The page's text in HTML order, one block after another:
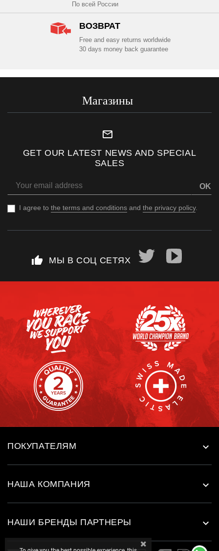
По всей России
ВОЗВРАТ
Free and easy returns worldwide
30 days money back guarantee
Магазины
mail_outline
GET OUR LATEST NEWS AND SPECIAL
SALES
OK
I agree to the terms and conditions and the privacy policy.
thumb_up МЫ В СОЦ СЕТЯХ
ПОКУПАТЕЛЯМ 
НАША КОМПАНИЯ 
НАШИ БРЕНДЫ ПАРТНЕРЫ 